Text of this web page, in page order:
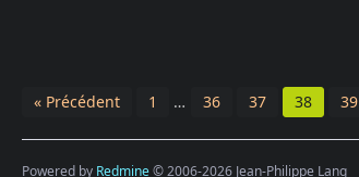
« Précédent 1 … 36 37 38 39
Powered by Redmine© 2006-2026 Jean-Philippe Lang